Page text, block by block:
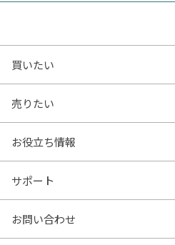
買いたい
買いたいTOP
沿線・駅から探す
特集から探す
売りたい
売りたいTOP
AI査定
売却サービス
お役立ち情報
お役立ち情報TOP
- マンションの基礎知識
サポート
よくあるご質問
お問い合わせ